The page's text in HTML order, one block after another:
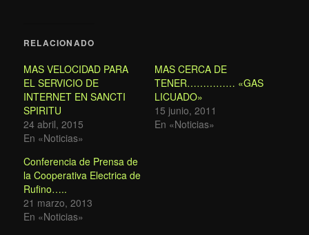
RELACIONADO
MAS VELOCIDAD PARA
EL SERVICIO DE
INTERNET EN SANCTI
SPIRITU
24 abril, 2015
En «Noticias»
MAS CERCA DE
TENER…………… «GAS
LICUADO»
15 junio, 2011
En «Noticias»
Conferencia de Prensa de
la Cooperativa Electrica de
Rufino…..
21 marzo, 2013
En «Noticias»